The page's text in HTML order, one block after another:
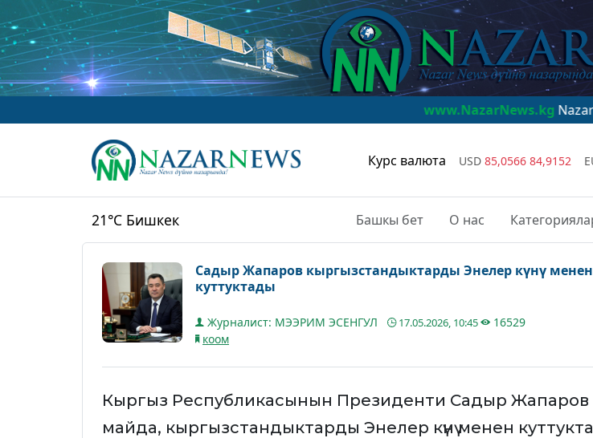
www.NazarNews.kgNazarNews - дүйнө
Курс валюта USD 85,0566 84,9152
21°C Бишкек Башкы бет О нас
Садыр Жапаров кыргызстандыктарды Энелер күнү менен
куттуктады
Журналист: МЭЭРИМ ЭСЕНГУЛ 17.05.2026, 10:45
16529
коом
Кыргыз Республикасынын Президенти Садыр Жапаров
майда, кыргызстандыктарды Энелер күнү менен